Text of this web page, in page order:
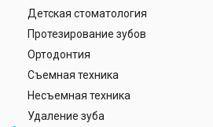
Детская стоматология
Протезирование зубов
Ортодонтия
Съемная техника
Несъемная техника
Удаление зуба